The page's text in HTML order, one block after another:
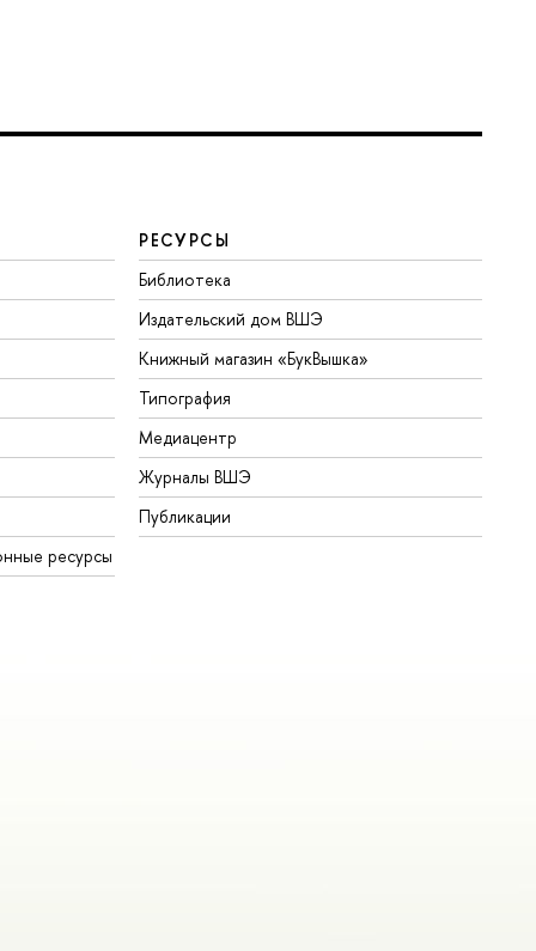
ресурсы
РЕСУРСЫ
Библиотека
Издательский дом ВШЭ
Книжный магазин «БукВышка»
Типография
Медиацентр
Журналы ВШЭ
Публикации